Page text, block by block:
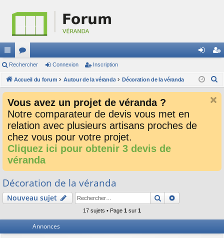
ac
co
ci
or
u
s
ne cri
Rechercher Connexion Inscription
Accueil du forum Autour de la véranda Décoration de la véranda
Vous avez un projet de véranda ?
Notre comparateur de devis vous met en
relation avec plusieurs artisans proches de
chez vous pour votre projet.
Cliquez ici pour obtenir 3 devis de
véranda
Décoration de la véranda
Nouveau sujet Rechercher
17 sujets • Page 1 sur 1
Annonces